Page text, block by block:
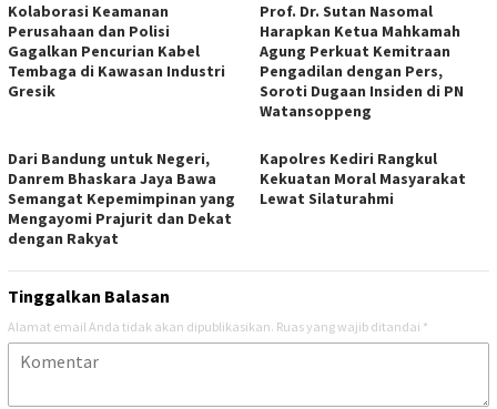
Kolaborasi Keamanan
Perusahaan dan Polisi
Gagalkan Pencurian Kabel
Tembaga di Kawasan Industri
Gresik
Prof. Dr. Sutan Nasomal
Harapkan Ketua Mahkamah
Agung Perkuat Kemitraan
Pengadilan dengan Pers,
Soroti Dugaan Insiden di PN
Watansoppeng
Dari Bandung untuk Negeri,
Danrem Bhaskara Jaya Bawa
Semangat Kepemimpinan yang
Mengayomi Prajurit dan Dekat
dengan Rakyat
Kapolres Kediri Rangkul
Kekuatan Moral Masyarakat
Lewat Silaturahmi
Tinggalkan Balasan
Alamat email Anda tidak akan dipublikasikan. Ruas yang wajib ditandai *